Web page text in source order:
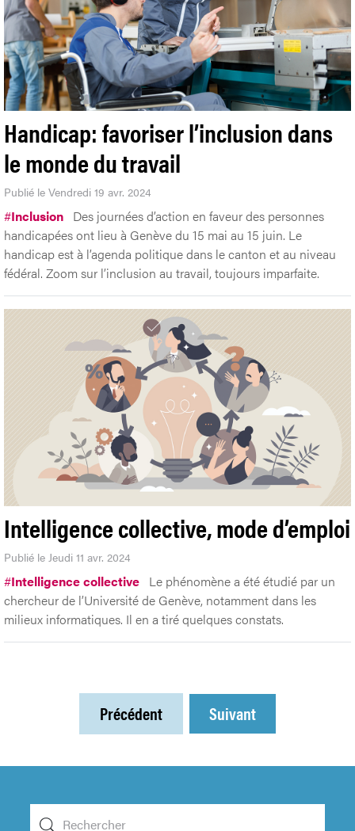
Handicap: favoriser l’inclusion dans
le monde du travail
Publié le Vendredi 19 avr. 2024
#Inclusion Des journées d’action en faveur des personnes
handicapées ont lieu à Genève du 15 mai au 15 juin. Le
handicap est à l’agenda politique dans le canton et au niveau
fédéral. Zoom sur l’inclusion au travail, toujours imparfaite.
Intelligence collective, mode d’emploi
Publié le Jeudi 11 avr. 2024
#Intelligence collective Le phénomène a été étudié par un
chercheur de l’Université de Genève, notamment dans les
milieux informatiques. Il en a tiré quelques constats.
Précédent Suivant